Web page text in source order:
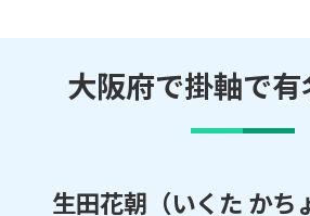
大阪府で掛軸で
生田花朝（いくた かち